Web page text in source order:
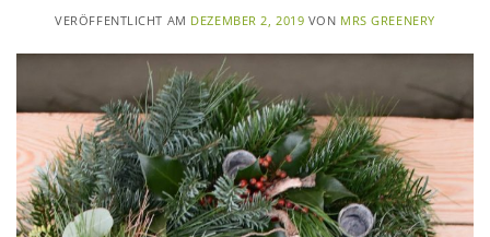
VERÖFFENTLICHT AM DEZEMBER 2, 2019 VON MRS GREENERY